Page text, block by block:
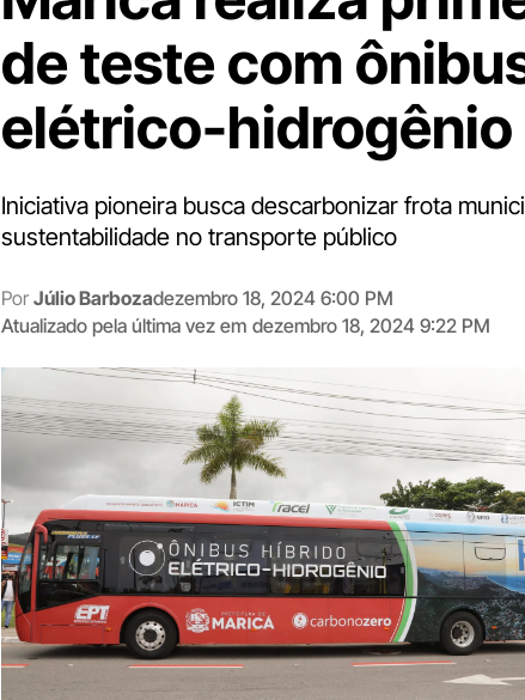
de teste com
elétrico-hidrogênio
Iniciativa pioneira busca descarbonizar frota
sustentabilidade no transporte público
Por Júlio Barbozadezembro 18, 2024 6:00 PM
Atualizado pela última vez em dezembro 18, 2024 9:22 PM